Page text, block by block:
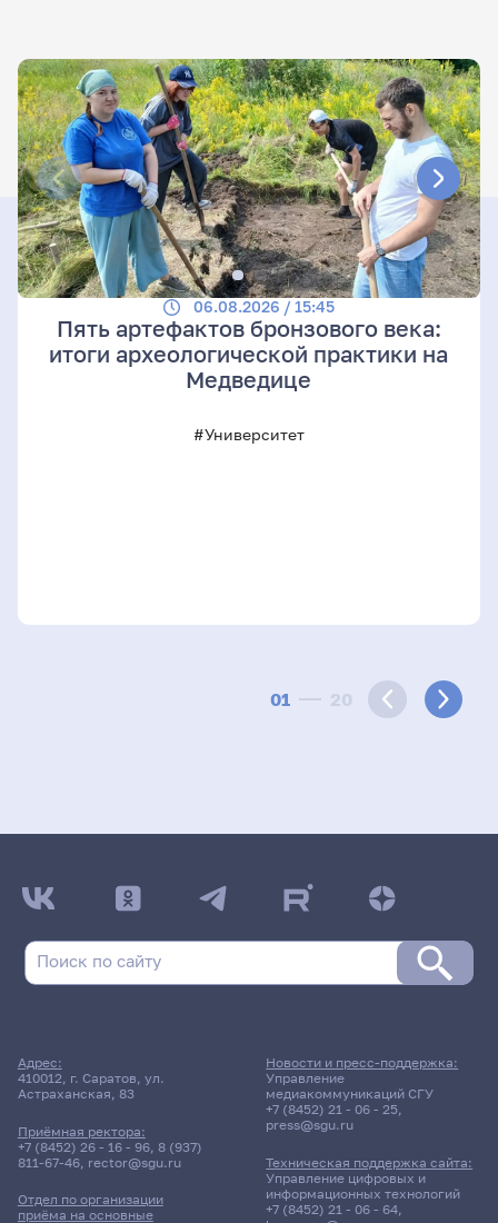
01 20
06.08.2026 / 15:45
Пять артефактов бронзового века:
итоги археологической практики на
Медведице
#Университет
Адрес:
410012, г. Саратов, ул.
Астраханская, 83
Приёмная ректора:
+7 (8452) 26 - 16 - 96, 8 (937)
811-67-46, rector@sgu.ru
Отдел по организации
приёма на основные
Новости и пресс-поддержка:
Управление
медиакоммуникаций СГУ
+7 (8452) 21 - 06 - 25,
press@sgu.ru
Техническая поддержка сайта:
Управление цифровых и
информационных технологий
+7 (8452) 21 - 06 - 64,